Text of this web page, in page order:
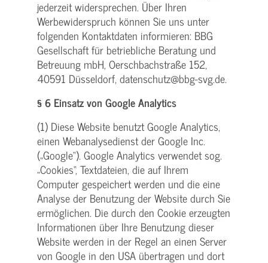
jederzeit widersprechen. Über Ihren
Werbewiderspruch können Sie uns unter
folgenden Kontaktdaten informieren: BBG
Gesellschaft für betriebliche Beratung und
Betreuung mbH, Oerschbachstraße 152,
40591 Düsseldorf, datenschutz@bbg-svg.de.
§ 6 Einsatz von Google Analytics
(1) Diese Website benutzt Google Analytics,
einen Webanalysedienst der Google Inc.
(„Google“). Google Analytics verwendet sog.
„Cookies“, Textdateien, die auf Ihrem
Computer gespeichert werden und die eine
Analyse der Benutzung der Website durch Sie
ermöglichen. Die durch den Cookie erzeugten
Informationen über Ihre Benutzung dieser
Website werden in der Regel an einen Server
von Google in den USA übertragen und dort